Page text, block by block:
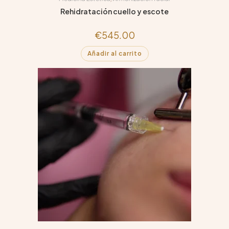
Rehidratación cuello y escote
€545.00
Añadir al carrito